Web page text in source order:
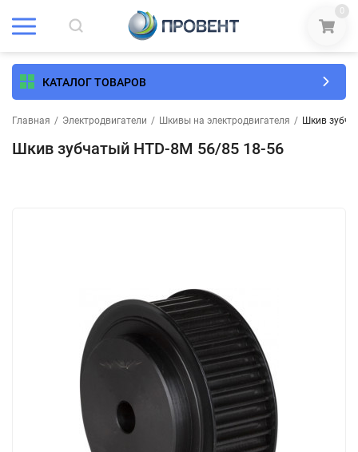
0
КАТАЛОГ ТОВАРОВ
Главная / Электродвигатели / Шкивы на электродвигателя / Шкив
Шкив зубчатый HTD-8M 56/85 18-56